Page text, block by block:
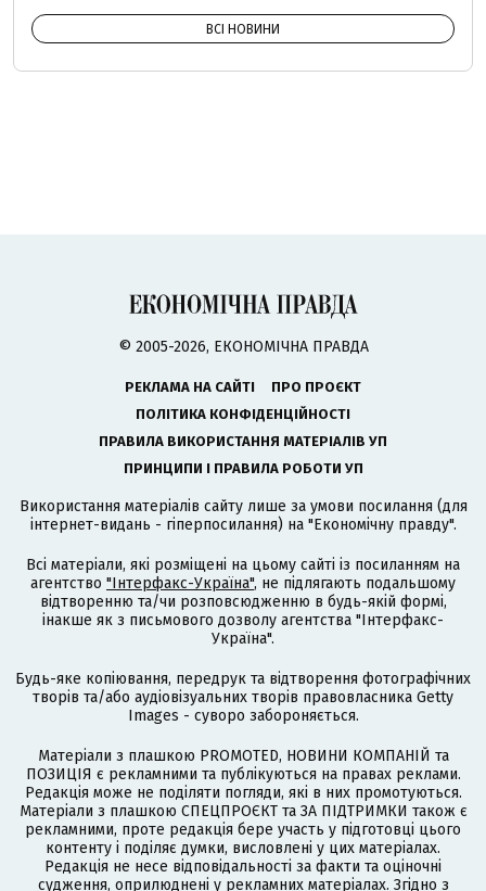
ВСІ НОВИНИ
© 2005-2026, ЕКОНОМІЧНА ПРАВДА
РЕКЛАМА НА САЙТІ
ПРО ПРОЄКТ
ПОЛІТИКА КОНФІДЕНЦІЙНОСТІ
ПРАВИЛА ВИКОРИСТАННЯ МАТЕРІАЛІВ УП
ПРИНЦИПИ І ПРАВИЛА РОБОТИ УП
Використання матеріалів сайту лише за умови посилання (для
інтернет-видань - гіперпосилання) на "Економічну правду".
Всі матеріали, які розміщені на цьому сайті із посиланням на
агентство "Інтерфакс-Україна", не підлягають подальшому
відтворенню та/чи розповсюдженню в будь-якій формі,
інакше як з письмового дозволу агентства "Інтерфакс-
Україна".
Будь-яке копіювання, передрук та відтворення фотографічних
творів та/або аудіовізуальних творів правовласника Getty
Images - суворо забороняється.
Матеріали з плашкою PROMOTED, НОВИНИ КОМПАНІЙ та
ПОЗИЦІЯ є рекламними та публікуються на правах реклами.
Редакція може не поділяти погляди, які в них промотуються.
Матеріали з плашкою СПЕЦПРОЄКТ та ЗА ПІДТРИМКИ також є
рекламними, проте редакція бере участь у підготовці цього
контенту і поділяє думки, висловлені у цих матеріалах.
Редакція не несе відповідальності за факти та оціночні
судження, оприлюднені у рекламних матеріалах. Згідно з